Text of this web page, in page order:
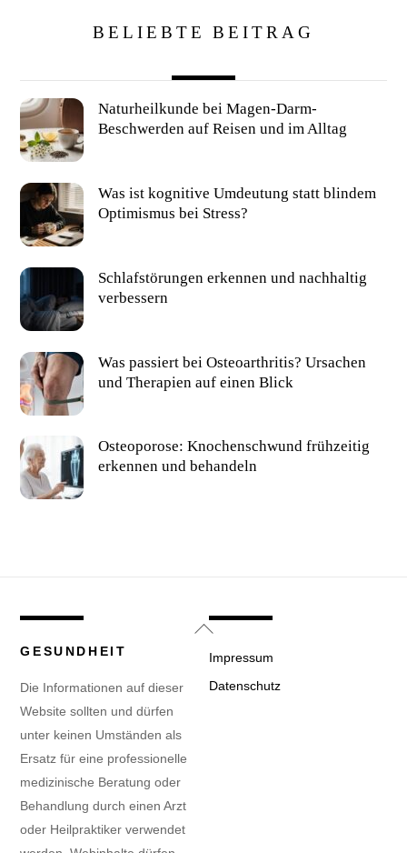
BELIEBTE BEITRAG
Naturheilkunde bei Magen-Darm-
Beschwerden auf Reisen und im Alltag
Was ist kognitive Umdeutung statt blindem
Optimismus bei Stress?
Schlafstörungen erkennen und nachhaltig
verbessern
Was passiert bei Osteoarthritis? Ursachen
und Therapien auf einen Blick
Osteoporose: Knochenschwund frühzeitig
erkennen und behandeln
Back
GESUNDHEIT
Die Informationen auf dieser
Website sollten und dürfen
unter keinen Umständen als
Ersatz für eine professionelle
medizinische Beratung oder
Behandlung durch einen Arzt
oder Heilpraktiker verwendet
Impressum
Datenschutz